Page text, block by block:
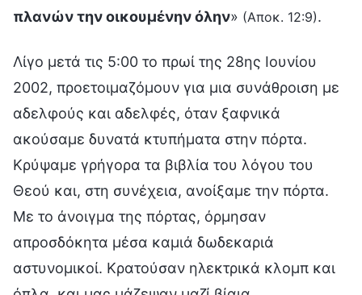
πλανών την οικουμένην όλην» (Αποκ. 12:9).
Λίγο μετά τις 5:00 το πρωί της 28ης Ιουνίου
2002, προετοιμαζόμουν για μια συνάθροιση με
αδελφούς και αδελφές, όταν ξαφνικά
ακούσαμε δυνατά κτυπήματα στην πόρτα.
Κρύψαμε γρήγορα τα βιβλία του λόγου του
Θεού και, στη συνέχεια, ανοίξαμε την πόρτα.
Με το άνοιγμα της πόρτας, όρμησαν
απροσδόκητα μέσα καμιά δωδεκαριά
αστυνομικοί. Κρατούσαν ηλεκτρικά κλομπ και